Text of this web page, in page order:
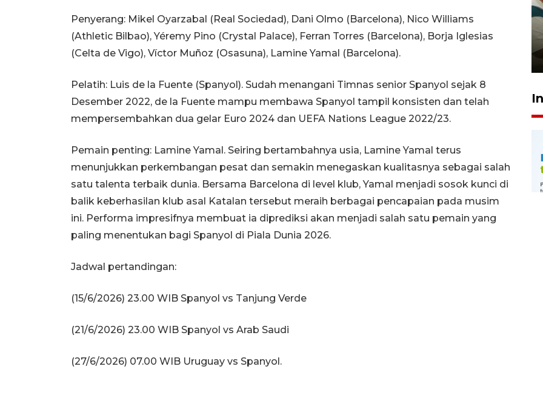
Penyerang: Mikel Oyarzabal (Real Sociedad), Dani Olmo (Barcelona), Nico Williams
(Athletic Bilbao), Yéremy Pino (Crystal Palace), Ferran Torres (Barcelona), Borja Iglesias
(Celta de Vigo), Víctor Muñoz (Osasuna), Lamine Yamal (Barcelona).
Pelatih: Luis de la Fuente (Spanyol). Sudah menangani Timnas senior Spanyol sejak 8
Desember 2022, de la Fuente mampu membawa Spanyol tampil konsisten dan telah
mempersembahkan dua gelar Euro 2024 dan UEFA Nations League 2022/23.
Pemain penting: Lamine Yamal. Seiring bertambahnya usia, Lamine Yamal terus
menunjukkan perkembangan pesat dan semakin menegaskan kualitasnya sebagai salah
satu talenta terbaik dunia. Bersama Barcelona di level klub, Yamal menjadi sosok kunci di
balik keberhasilan klub asal Katalan tersebut meraih berbagai pencapaian pada musim
ini. Performa impresifnya membuat ia diprediksi akan menjadi salah satu pemain yang
paling menentukan bagi Spanyol di Piala Dunia 2026.
Jadwal pertandingan:
(15/6/2026) 23.00 WIB Spanyol vs Tanjung Verde
(21/6/2026) 23.00 WIB Spanyol vs Arab Saudi
(27/6/2026) 07.00 WIB Uruguay vs Spanyol.
Ambon ajak semua pihak buka
ruang pada anak di lembaga
pembinaan
23 Juli 2026 14:28